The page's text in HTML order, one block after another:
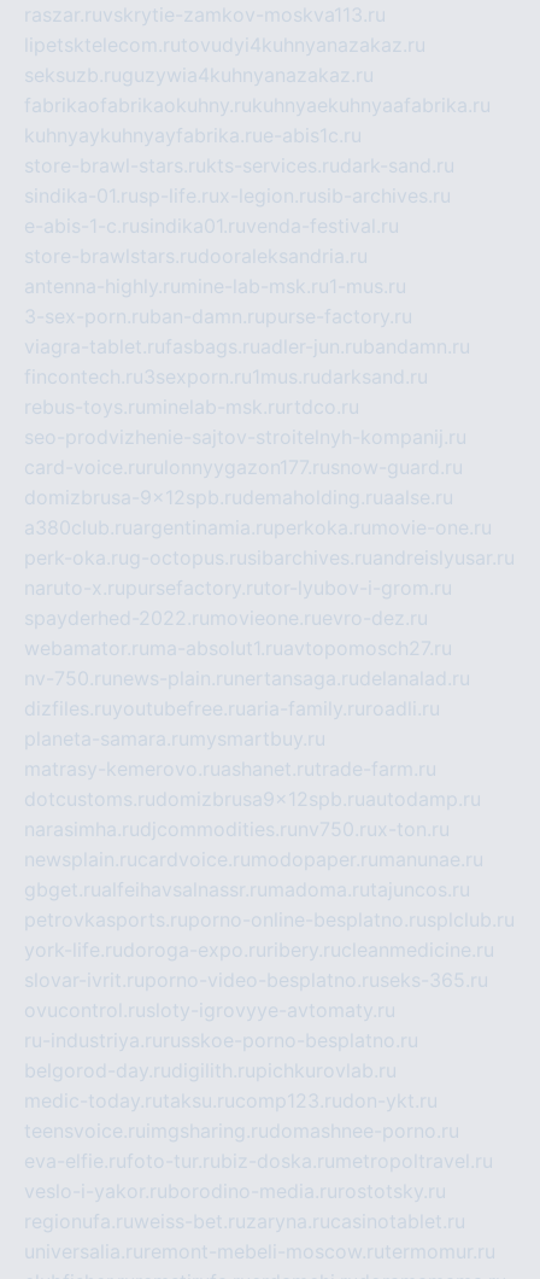
raszar.ruvskrytie-zamkov-moskva113.ru
lipetsktelecom.rutovudyi4kuhnyanazakaz.ru
seksuzb.ruguzywia4kuhnyanazakaz.ru
fabrikaofabrikaokuhny.rukuhnyaekuhnyaafabrika.ru
kuhnyaykuhnyayfabrika.rue-abis1c.ru
store-brawl-stars.rukts-services.rudark-sand.ru
sindika-01.rusp-life.rux-legion.rusib-archives.ru
e-abis-1-c.rusindika01.ruvenda-festival.ru
store-brawlstars.rudooraleksandria.ru
antenna-highly.ru mine-lab-msk.ru1-mus.ru
3-sex-porn.ruban-damn.rupurse-factory.ru
viagra-tablet.rufasbags.ruadler-jun.rubandamn.ru
fincontech.ru3sexporn.ru1mus.rudarksand.ru
rebus-toys.ru minelab-msk.ru rtdco.ru
seo-prodvizhenie-sajtov-stroitelnyh-kompanij.ru
card-voice.ru rulonnyygazon177.rusnow-guard.ru
domizbrusa-9x12spb.rudemaholding.ruaalse.ru
a380club.ruargentinamia.ruperkoka.ru movie-one.ru
perk-oka.rug-octopus.rusibarchives.ruandreislyusar.ru
naruto-x.rupursefactory.rutor-lyubov-i-grom.ru
spayderhed-2022.ru movieone.ruevro-dez.ru
webamator.ru ma-absolut1.ruavtopomosch27.ru
nv-750.ru news-plain.ru nertansaga.rudelanalad.ru
dizfiles.ruyoutubefree.ruaria-family.ru roadli.ru
planeta-samara.ru mysmartbuy.ru
matrasy-kemerovo.ruashanet.rutrade-farm.ru
dotcustoms.rudomizbrusa9x12spb.ruautodamp.ru
narasimha.rudjcommodities.ru nv750.rux-ton.ru
newsplain.rucardvoice.ru modopaper.ru manunae.ru
gbget.rualfeihavsalnassr.ru madoma.rutajuncos.ru
petrovkasports.ruporno-online-besplatno.rusplclub.ru
york-life.rudoroga-expo.ru ribery.rucleanmedicine.ru
slovar-ivrit.ruporno-video-besplatno.ruseks-365.ru
ovucontrol.rusloty-igrovyye-avtomaty.ru
ru-industriya.ru russkoe-porno-besplatno.ru
belgorod-day.rudigilith.rupichkurovlab.ru
medic-today.rutaksu.rucomp123.rudon-ykt.ru
teensvoice.ru imgsharing.rudomashnee-porno.ru
eva-elfie.rufoto-tur.rubiz-doska.ru metropoltravel.ru
veslo-i-yakor.ruborodino-media.ru rostotsky.ru
regionufa.ruweiss-bet.ruzaryna.rucasinotablet.ru
universalia.ru remont-mebeli-moscow.rutermomur.ru